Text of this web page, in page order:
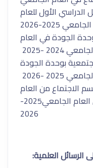
الفصل الدراسي الأول للعام
الجامعي 2025-2026
الجودة في العام
2024 -2025
بوحدة الجودة
2025 -2026
من العام
الجامعي 2020-2021 وحتى العام الجامعي2025-
2026
العلمية: